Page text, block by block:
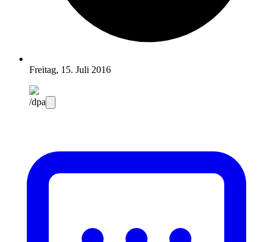
Freitag, 15. Juli 2016
/dpa